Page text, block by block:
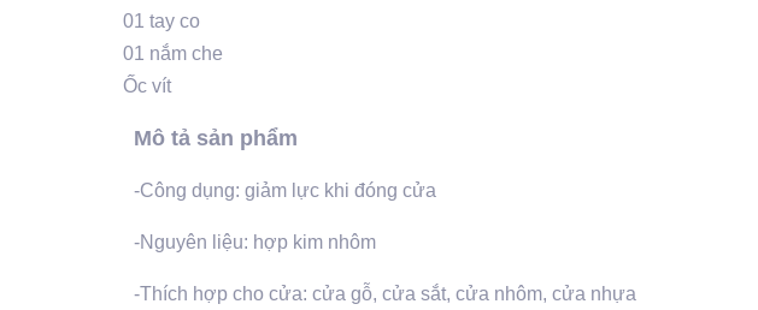
01 tay co
01 nắm che
Ốc vít
Mô tả sản phẩm
-Công dụng: giảm lực khi đóng cửa
-Nguyên liệu: hợp kim nhôm
-Thích hợp cho cửa: cửa gỗ, cửa sắt, cửa nhôm, cửa nhựa